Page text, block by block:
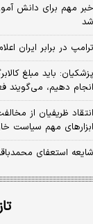
خبر مهم برای دانش
شد
ترامپ در برابر ایران
پزشکیان: باید مبلغ
انجام دهیم، می‌گویند
انتقاد ظریفیان از
ابزارهای مهم سیاست
شایعه استعفای